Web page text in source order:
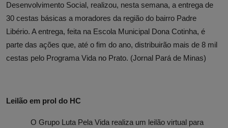
Desenvolvimento Social, realizou, nesta semana, a entrega de
30 cestas básicas a moradores da região do bairro Padre
Libério. A entrega, feita na Escola Municipal Dona Cotinha, é
parte das ações que, até o fim do ano, distribuirão mais de 8 mil
cestas pelo Programa Vida no Prato. (Jornal Pará de Minas)
Leilão em prol do HC
O Grupo Luta Pela Vida realiza um leilão virtual para